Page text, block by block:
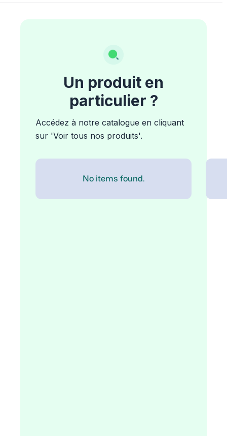
Un produit en
particulier ?
Accédez à notre catalogue en cliquant
sur 'Voir tous nos produits'.
No items found.